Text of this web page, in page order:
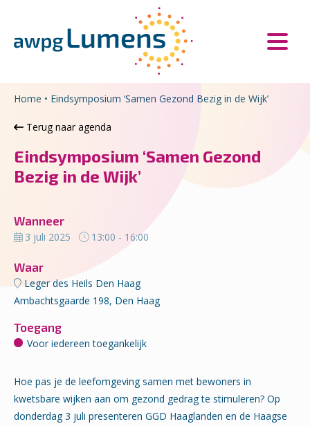
Home • Eindsymposium ‘Samen Gezond Bezig in de Wijk’
Terug naar agenda
Eindsymposium ‘Samen Gezond
Bezig in de Wijk’
Wanneer
3 juli 2025 13:00 - 16:00
Waar
Leger des Heils Den Haag
Ambachtsgaarde 198, Den Haag
Toegang
Voor iedereen toegankelijk
Hoe pas je de leefomgeving samen met bewoners in
kwetsbare wijken aan om gezond gedrag te stimuleren? Op
donderdag 3 juli presenteren GGD Haaglanden en de Haagse